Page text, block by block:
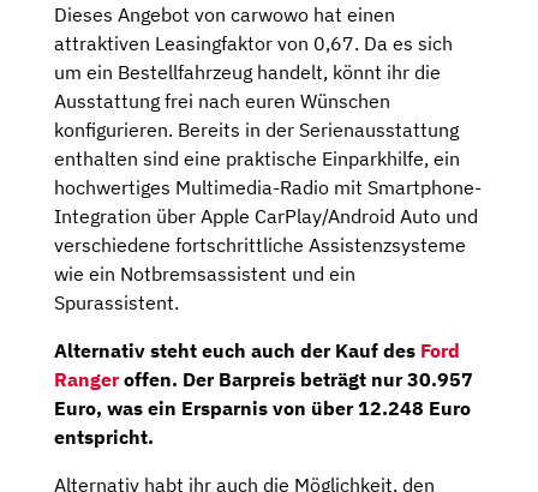
Dieses Angebot von carwowo hat einen
attraktiven Leasingfaktor von 0,67. Da es sich
um ein Bestellfahrzeug handelt, könnt ihr die
Ausstattung frei nach euren Wünschen
konfigurieren. Bereits in der Serienausstattung
enthalten sind eine praktische Einparkhilfe, ein
hochwertiges Multimedia-Radio mit Smartphone-
Integration über Apple CarPlay/Android Auto und
verschiedene fortschrittliche Assistenzsysteme
wie ein Notbremsassistent und ein
Spurassistent.
Alternativ steht euch auch der Kauf des Ford
Rangeroffen. Der Barpreis beträgt nur 30.957
Euro, was ein Ersparnis von über 12.248 Euro
entspricht.
Alternativ habt ihr auch die Möglichkeit, den